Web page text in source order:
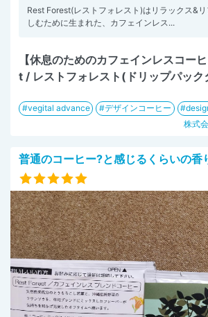
Rest Forest(レストフォレスト)はリラックス&
しむために生まれた、カフェインレス...
【休息のためのカフェインレスコー
t / レストフォレスト(ドリップパック
vegital advance デザインコーヒー
株式
普通のコーヒー?と感じるくらいの香